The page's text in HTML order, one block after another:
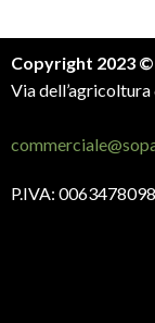
Copyright 2023 ©
Via
P.IVA: